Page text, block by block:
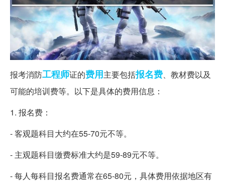
报考消防工程师证的费用主要包括报名费、教材费以及
可能的培训费等。以下是具体的费用信息：
1. 报名费：
- 客观题科目大约在55-70元不等。
- 主观题科目缴费标准大约是59-89元不等。
- 每人每科目报名费通常在65-80元，具体费用依据地区有